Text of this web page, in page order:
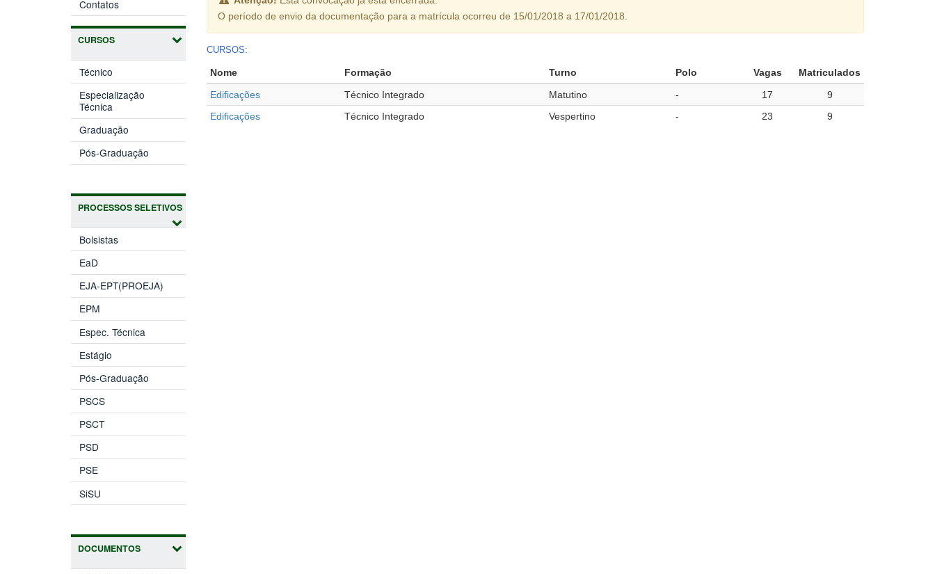
Contatos
CURSOS
Técnico
Especialização
Técnica
Graduação
Pós-Graduação
PROCESSOS SELETIVOS
Bolsistas
EaD
EJA-EPT(PROEJA)
EPM
Espec. Técnica
Estágio
Pós-Graduação
PSCS
PSCT
PSD
PSE
SiSU
DOCUMENTOS
O período de envio da documentação para a matrícula ocorreu de 15/01/2018 a 17/01/2018.
CURSOS:
Nome Formação Turno Polo Vagas
Matriculados
Edificações
Técnico Integrado Matutino - 17
9
Edificações
Técnico Integrado Vespertino - 23 9